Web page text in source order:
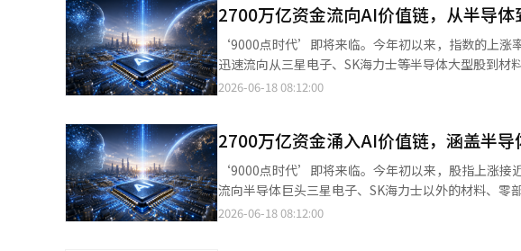
韩美半导体、利诺工业、伊水佩塔西斯、三星电气等
涨了107.08%，而KOSDAQ仅上涨了10.07%。 值得注意的是，AI投资的受益已经超越了半导体，扩展到电力基础设
施。KRX-Akros AI电力基础设施指数在同一时期上
一电气、韩国电缆等公司组成，与K-AI半导体TOP2+指数的成分股没有任
盖HBM等AI半导体生态系统的KRX AI半导体指数成分
和SK海力士的2519万亿韩元增长，仍有超过200万亿韩
票也显示出价值链扩展的趋势。除了三星电子（
山特斯纳（182.52%）也大幅上涨。在电力基础设
（179.89%）、斗山燃料电池（170.71%）等公司也取得了高收益率。 证券业人士表示
在GPU和HBM需求的增加上，还延伸到服务器和数
2700万亿资金流向AI价值链，从半导体
‘9000点时代’即将来临。今年初以来，指数的上涨
迅速流向从三星电子、SK海力士等半导体大型股到
领域。今年初以来，流入AI价值链的资金已超过
韩美半导体、丽诺工业、伊水佩塔西斯、三星电气等
涨率为107.08%，而KOSDAQ仅为10.07%。 值得注意的是，AI投资的受益已经超越了半导体，扩展到了电力基础设
施。KRX-Akros AI电力基础设施指数在同一时期上
一电气和大韩电线等公司组成，与K-AI半导体TOP2+指数的成分股没有任
盖HBM等AI半导体生态系统的KRX AI半导体指数成分
2026-06-18 08:12:00
2700万亿资金涌入AI价值链，涵盖半导
‘9000点时代’即将来临。今年初以来，股指上涨接
流向半导体巨头三星电子、SK海力士以外的材料、
个领域。今年初以来，流入AI价值链的资金已超过
2026-06-18 08:12:00